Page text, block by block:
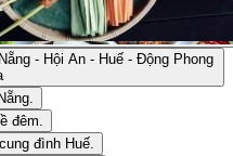
- Hội An - Huế - Động Phong
đêm.
đình Huế.